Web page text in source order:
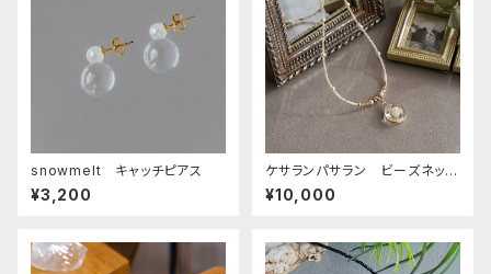
snowmelt キャッチピアス
¥3,200
ケサランパサラン ビーズネック
レス 14kgf
¥10,000